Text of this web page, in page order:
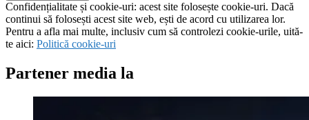
Confidențialitate și cookie-uri: acest site folosește cookie-uri. Dacă
continui să folosești acest site web, ești de acord cu utilizarea lor.
Pentru a afla mai multe, inclusiv cum să controlezi cookie-urile, uită-
te aici: Politică cookie-uri
Partener media la